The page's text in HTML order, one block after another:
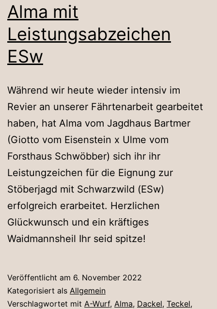
Alma mit
Leistungsabzeichen
ESw
Während wir heute wieder intensiv im
Revier an unserer Fährtenarbeit gearbeitet
haben, hat Alma vom Jagdhaus Bartmer
(Giotto vom Eisenstein x Ulme vom
Forsthaus Schwöbber) sich ihr ihr
Leistungzeichen für die Eignung zur
Stöberjagd mit Schwarzwild (ESw)
erfolgreich erarbeitet. Herzlichen
Glückwunsch und ein kräftiges
Waidmannsheil Ihr seid spitze!
Veröffentlicht am 6. November 2022
Kategorisiert als Allgemein
Verschlagwortet mit A-Wurf, Alma, Dackel, Teckel,